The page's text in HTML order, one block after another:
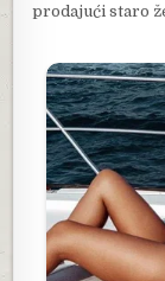
prodajući staro